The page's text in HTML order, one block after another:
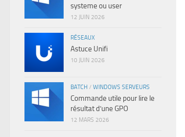
systeme ou user
12 JUIN 2026
RÉSEAUX
Astuce Unifi
10 JUIN 2026
BATCH / WINDOWS SERVEURS
Commande utile pour lire le
résultat d’une GPO
12 MARS 2026